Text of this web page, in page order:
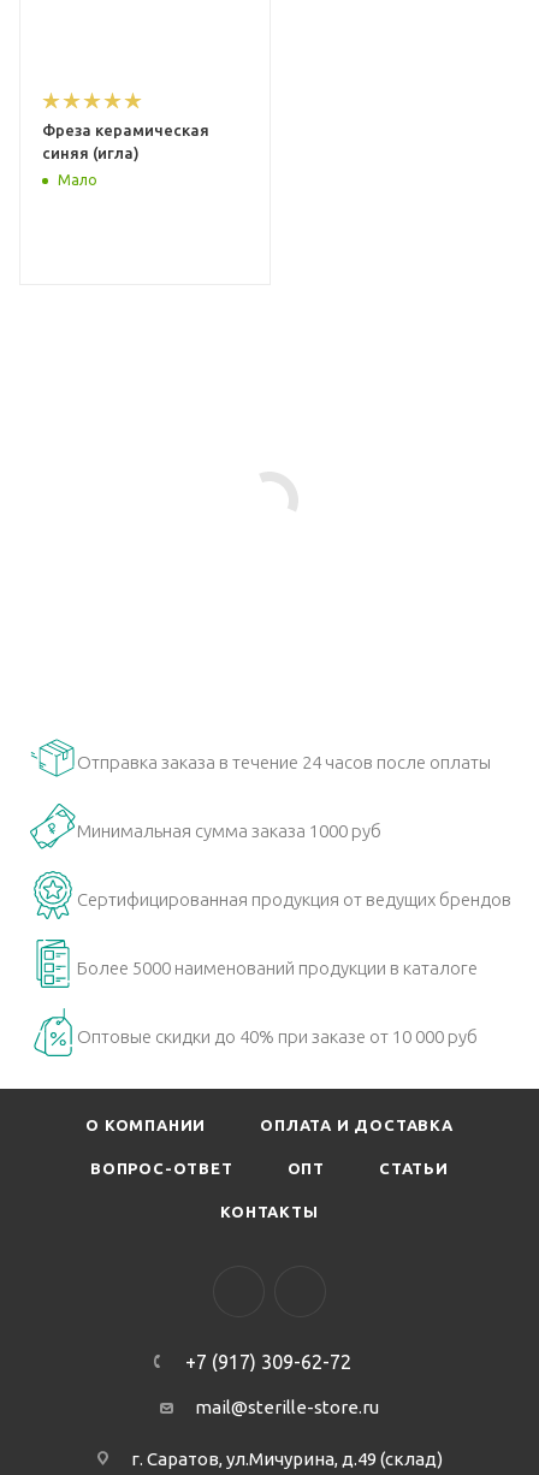
Фреза керамическая
синяя (игла)
Мало
Отправка заказа в течение 24 часов после оплаты
Минимальная сумма заказа 1000 руб
Сертифицированная продукция от ведущих брендов
Более 5000 наименований продукции в каталоге
Оптовые скидки до 40% при заказе от 10 000 руб
О КОМПАНИИ ОПЛАТА И ДОСТАВКА
ВОПРОС-ОТВЕТ ОПТ СТАТЬИ
КОНТАКТЫ
+7 (917) 309-62-72
mail@sterille-store.ru
г. Саратов, ул.Мичурина, д.49 (склад)